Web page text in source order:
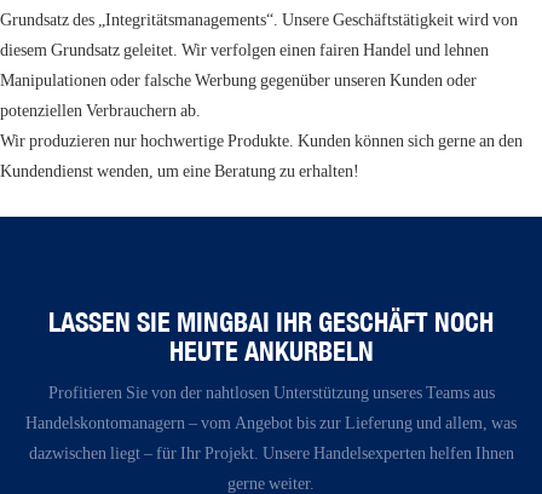
Grundsatz des „Integritätsmanagements“. Unsere Geschäftstätigkeit wird von
diesem Grundsatz geleitet. Wir verfolgen einen fairen Handel und lehnen
Manipulationen oder falsche Werbung gegenüber unseren Kunden oder
potenziellen Verbrauchern ab.
Wir produzieren nur hochwertige Produkte. Kunden können sich gerne an den
Kundendienst wenden, um eine Beratung zu erhalten!
LASSEN SIE MINGBAI IHR GESCHÄFT NOCH
HEUTE ANKURBELN
Profitieren Sie von der nahtlosen Unterstützung unseres Teams aus
Handelskontomanagern – vom Angebot bis zur Lieferung und allem, was
dazwischen liegt – für Ihr Projekt. Unsere Handelsexperten helfen Ihnen
gerne weiter.